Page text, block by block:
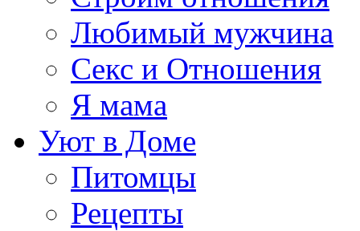
Любимый мужчина
Секс и Отношения
Я мама
Уют в Доме
Питомцы
Рецепты